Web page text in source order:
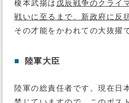
榎本武揚は 戊辰戦争のクライ
戦いに至るまで、新政府に反
その才能をかわれての大抜擢
■ 陸軍大臣
陸軍の総責任者です。現在日